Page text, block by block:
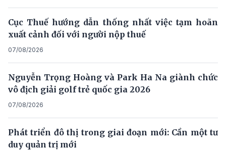
Cục Thuế hướng dẫn thống nhất việc tạm hoãn
xuất cảnh đối với người nộp thuế
07/08/2026
Nguyễn Trọng Hoàng và Park Ha Na giành chức
vô địch giải golf trẻ quốc gia 2026
07/08/2026
Phát triển đô thị trong giai đoạn mới: Cần một tư
duy quản trị mới